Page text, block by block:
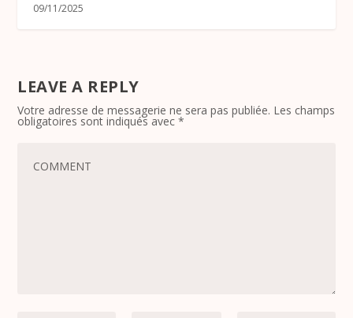
09/11/2025
LEAVE A REPLY
Votre adresse de messagerie ne sera pas publiée. Les champs
obligatoires sont indiqués avec*